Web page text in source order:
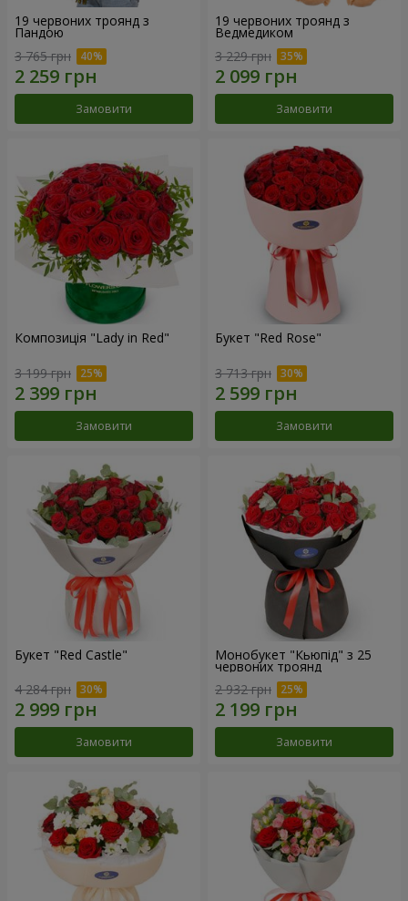
19 червоних троянд з
Пандою
3 765 грн
Замовити
19 червоних троянд з
Ведмедиком
3 229 грн
Замовити
Композиція "Lady in Red"
3 199 грн
Замовити
Букет "Red Rose"
3 713 грн
Замовити
Букет "Red Castle"
4 284 грн
Замовити
Монобукет "Кьюпід" з 25
червоних троянд
2 932 грн
Замовити